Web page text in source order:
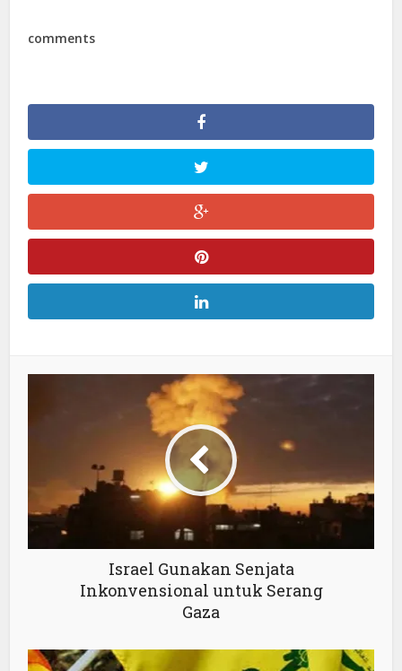
comments
Israel Gunakan Senjata
Inkonvensional untuk Serang
Gaza